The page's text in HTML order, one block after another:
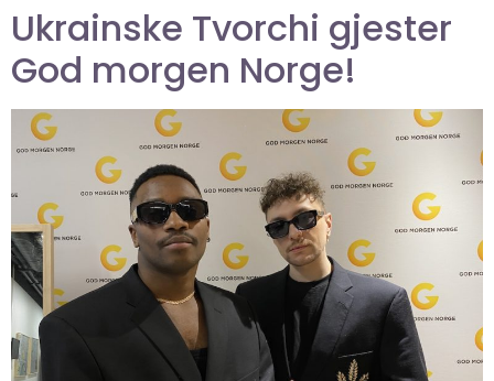
Ukrainske Tvorchi gjester
God morgen Norge!